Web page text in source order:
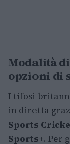
Modalità
opzioni di
I tifosi
in diretta
Sports
Sports+. Per